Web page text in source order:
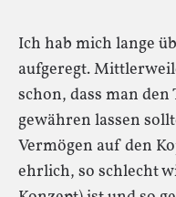
Ich hab mich lange
aufgeregt.
schon, dass man
gewähren lassen
Vermögen auf den
ehrlich, so schlecht